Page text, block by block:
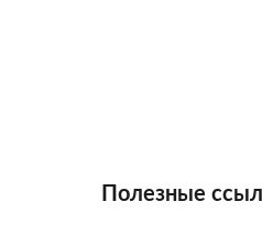
Полезные